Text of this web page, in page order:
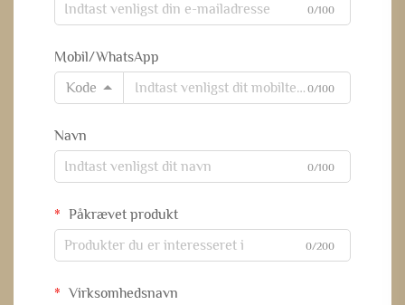
0/100
Mobil/WhatsApp
Kode
0/100
Navn
0/100
Påkrævet produkt
0/200
Virksomhedsnavn